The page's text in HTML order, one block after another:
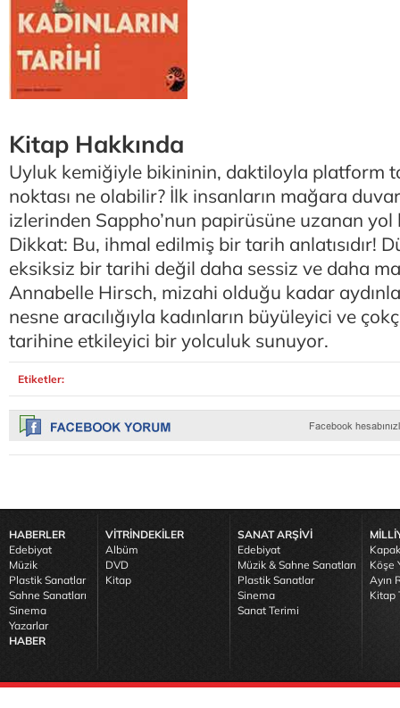
Kitap Hakkında
Uyluk kemiğiyle bikininin, daktiloyla platform
noktası ne olabilir? İlk insanların mağara
izlerinden Sappho’nun papirüsüne uzanan yol
Dikkat: Bu, ihmal edilmiş bir tarih anlatısıdır!
eksiksiz bir tarihi değil daha sessiz ve daha
Annabelle Hirsch, mizahi olduğu kadar
nesne aracılığıyla kadınların büyüleyici ve
tarihine etkileyici bir yolculuk sunuyor.
Etiketler:
HABERLER
Edebiyat
Müzik
Plastik Sanatlar
Sahne Sanatları
Sinema
Yazarlar
HABER
VİTRİNDEKİLER
Albüm
DVD
Kitap
SANAT ARŞİVİ
Edebiyat
Müzik & Sahne Sanatları
Plastik Sanatlar
Sinema
Sanat Terimi
Köşe
Ayın
Kitap